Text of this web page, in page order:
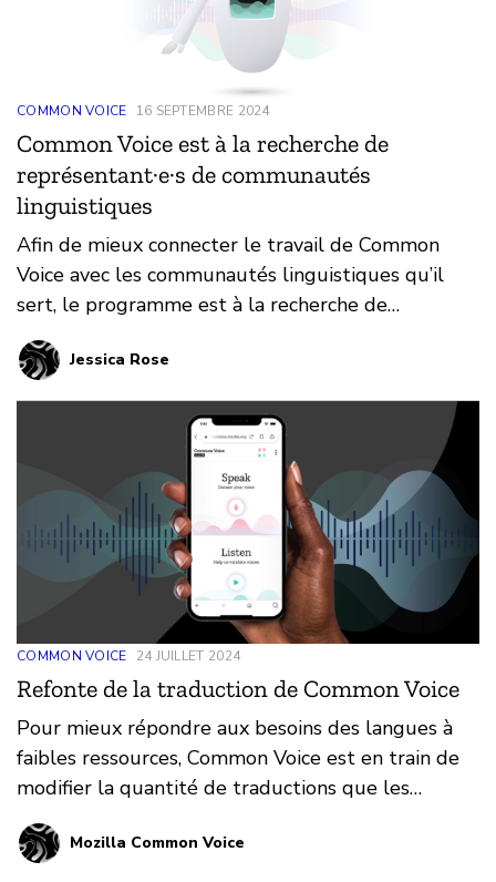
COMMON VOICE 16 SEPTEMBRE 2024
Common Voice est à la recherche de
représentant·e·s de communautés
linguistiques
Afin de mieux connecter le travail de Common
Voice avec les communautés linguistiques qu’il
sert, le programme est à la recherche de
bénévoles souhaitant aider à soutenir certaines
langues.Jessica Rose
COMMON VOICE 24 JUILLET 2024
Refonte de la traduction de Common Voice
Pour mieux répondre aux besoins des langues à
faibles ressources, Common Voice est en train de
modifier la quantité de traductions que les
nouvelles langues sur la plateforme doivent
effectuer avant que leur langue devienne
Mozilla Common Voice